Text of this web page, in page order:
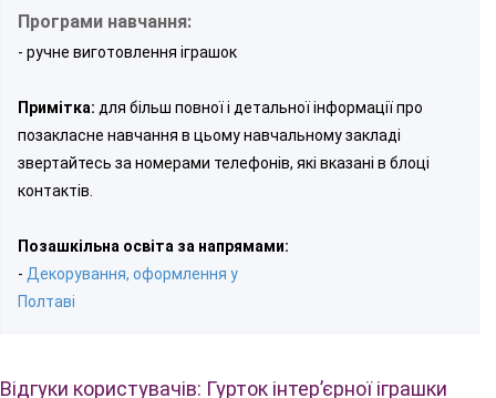
Програми навчання:
- ручне виготовлення іграшок
Примітка: для більш повної і детальної інформації про
позакласне навчання в цьому навчальному закладі
звертайтесь за номерами телефонів, які вказані в блоці
контактів.
Позашкільна освіта за напрямами:
- Декорування, оформлення у
Полтаві
Відгуки користувачів: Гурток інтер’єрної іграшки